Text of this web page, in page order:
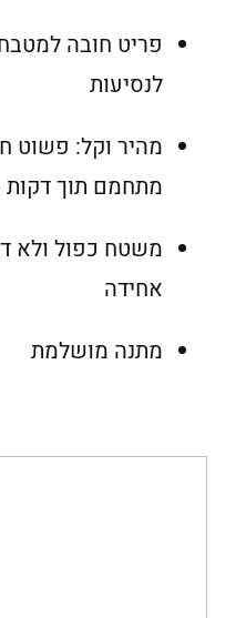
פריט חובה
לנסיעות
מהיר וקל: פשוט
מתחמם תוך דקות
משטח כפול ולא
אחידה
מתנה מושלמת